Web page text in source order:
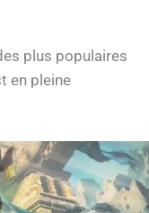
plus populaires
en pleine